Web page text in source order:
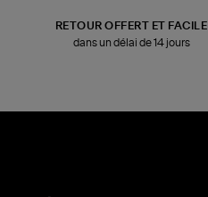
RETOUR OFFERT ET FACILE
dans un délai de 14 jours